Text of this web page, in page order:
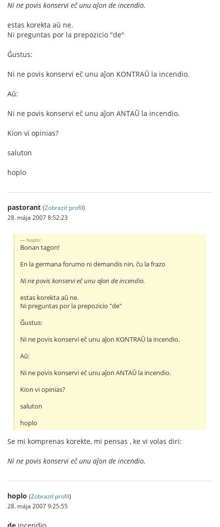
Ni ne povis konservi eĉ unu aĵon de incendio.
estas korekta aŭ ne.
Ni preguntas por la prepozicio "de"
Ĝustus:
Ni ne povis konservi eĉ unu aĵon KONTRAŬ la incendio.
Aŭ:
Ni ne povis konservi eĉ unu aĵon ANTAŬ la incendio.
Kion vi opinias?
saluton
hoplo
pastorant (Zobraziť profil)
28. mája 2007 8:52:23
hoplo:
Bonan tagon!
En la germana forumo ni demandis nin, ĉu la frazo
Ni ne povis konservi eĉ unu aĵon de incendio.
estas korekta aŭ ne.
Ni preguntas por la prepozicio "de"
Ĝustus:
Ni ne povis konservi eĉ unu aĵon KONTRAŬ la incendio.
Aŭ:
Ni ne povis konservi eĉ unu aĵon ANTAŬ la incendio.
Kion vi opinias?
saluton
hoplo
Se mi komprenas korekte, mi pensas , ke vi volas diri:
Ni ne povis konservi eĉ unu aĵon de incendio.
hoplo (Zobraziť profil)
28. mája 2007 9:25:55